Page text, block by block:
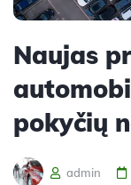
Naujas
pokyčių
admin